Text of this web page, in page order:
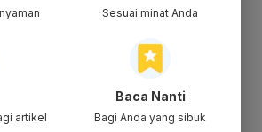
Sesuai minat Anda
artikel
Baca Nanti
Bagi Anda yang sibuk